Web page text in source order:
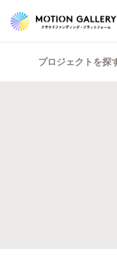
プロジェクトを探